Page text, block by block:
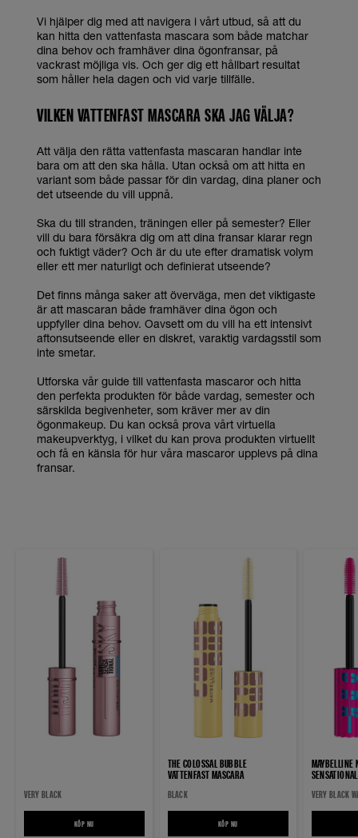
Vi hjälper dig med att navigera i vårt utbud, så att du
kan hitta den vattenfasta mascara som både matchar
dina behov och framhäver dina ögonfransar, på
vackrast möjliga vis. Och ger dig ett hållbart resultat
som håller hela dagen och vid varje tillfälle.
VILKEN VATTENFAST MASCARA SKA JAG VÄLJA?
Att välja den rätta vattenfasta mascaran handlar inte
bara om att den ska hålla. Utan också om att hitta en
variant som både passar för din vardag, dina planer och
det utseende du vill uppnå.
Ska du till stranden, träningen eller på semester? Eller
vill du bara försäkra dig om att dina fransar klarar regn
och fuktigt väder? Och är du ute efter dramatisk volym
eller ett mer naturligt och definierat utseende?
Det finns många saker att överväga, men det viktigaste
är att mascaran både framhäver dina ögon och
uppfyller dina behov. Oavsett om du vill ha ett intensivt
aftonsutseende eller en diskret, varaktig vardagsstil som
inte smetar.
Utforska vår guide till vattenfasta mascaror och hitta
den perfekta produkten för både vardag, semester och
särskilda begivenheter, som kräver mer av din
ögonmakeup. Du kan också prova vårt virtuella
makeupverktyg, i vilket du kan prova produkten virtuellt
och få en känsla för hur våra mascaror upplevs på dina
fransar.
VERY BLACK
KÖP NU
THE COLOSSAL BUBBLE
VATTENFAST MASCARA
BLACK
KÖP NU
MAYBELLINE
VERY BLACK